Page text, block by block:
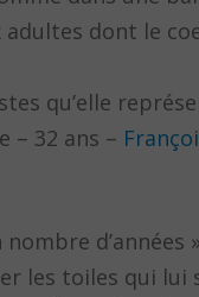
dont le
qu’elle
– 32 ans –
d’années
les toiles qui lui